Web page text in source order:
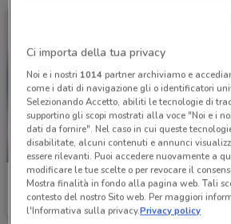
-4 GIORNI
Acqua & Sapone
Scade mercoledì 353 m Scade il
Ci importa della tua privacy
Noi e i nostri 1014partner archiviamo e
come i dati di navigazione gli o identificatori
Selezionando Accetto, abiliti le tecnologie di
supportino gli scopi mostrati alla voce "Noi e i
dati da fornire". Nel caso in cui queste
disabilitate, alcuni contenuti e annunci
essere rilevanti. Puoi accedere nuovamente a
modificare le tue scelte o per revocare il
Mostra finalità in fondo alla pagina web. Tali
contesto del nostro Sito web. Per maggiori
l'Informativa sulla privacy.Privacy policy